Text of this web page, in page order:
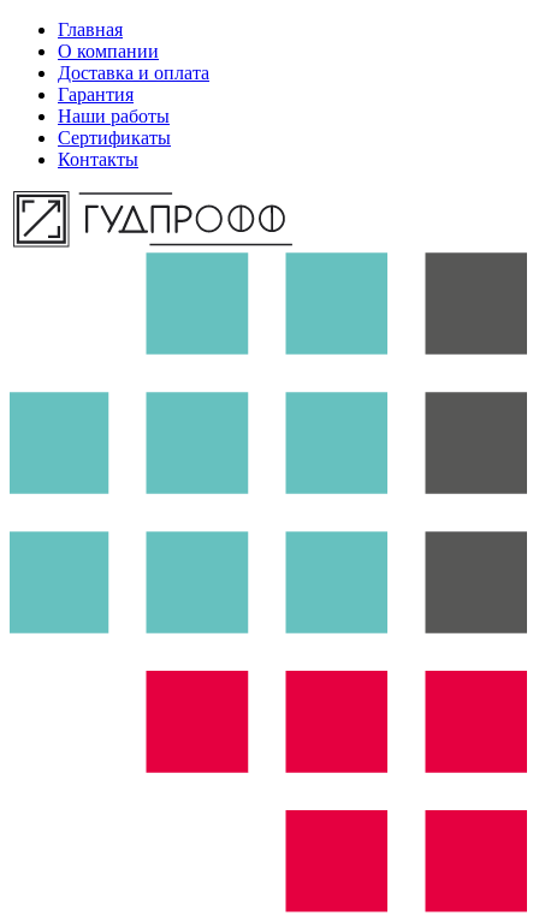
Главная
О компании
Доставка и оплата
Гарантия
Наши работы
Сертификаты
Контакты